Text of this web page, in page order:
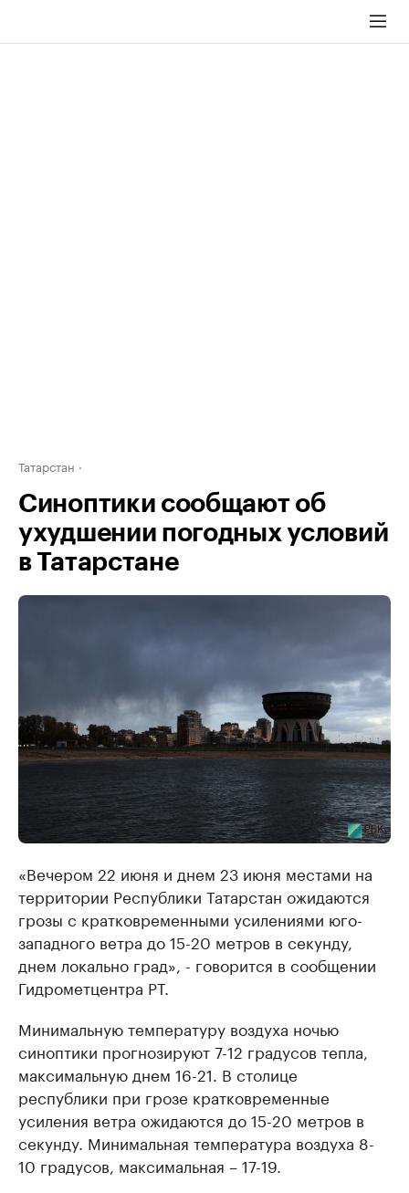
Татарстан
Синоптики сообщают об
ухудшении погодных условий
в Татарстане
«Вечером 22 июня и днем 23 июня местами на
территории Республики Татарстан ожидаются
грозы с кратковременными усилениями юго-
западного ветра до 15-20 метров в секунду,
днем локально град», - говорится в сообщении
Гидрометцентра РТ.
Минимальную температуру воздуха ночью
синоптики прогнозируют 7-12 градусов тепла,
максимальную днем 16-21. В столице
республики при грозе кратковременные
усиления ветра ожидаются до 15-20 метров в
секунду. Минимальная температура воздуха 8-
10 градусов, максимальная – 17-19.